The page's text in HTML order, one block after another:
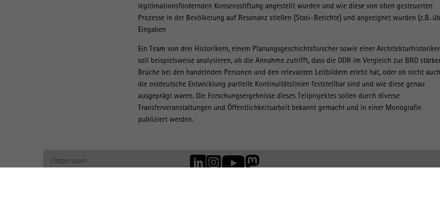
legitimationsfördernden Konsensstiftung angestellt wurden und wie diese von oben gesteuerten
Prozesse in der Bevölkerung auf Resonanz stießen (Stasi-Berichte) und angeeignet wurden (z.B.
Eingaben
Ein Team von drei Historikern, einem Planungsgeschichtsforscher sowie einer
soll beispielsweise analysieren, ob die Annahme zutrifft, dass die DDR im Vergleich zur BRD
Brüche bei den handelnden Personen und den relevanten Leitbildern erlebt hat, oder ob nicht
die ostdeutsche Entwicklung partielle Kontinuitätslinien feststellbar sind und wie diese genau
ausgeprägt waren. Die Forschungsergebnisse dieses Teilprojektes sollen durch diverse
Transferveranstaltungen und Öffentlichkeitsarbeit bekannt gemacht und in einer Monografie
publiziert werden.
Impressum
Mitglied der: